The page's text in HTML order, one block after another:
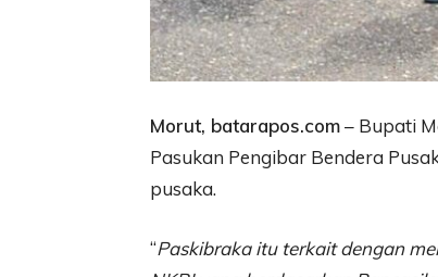
Morut, batarapos.com– Bupati
Pasukan Pengibar Bendera
pusaka.
“Paskibraka itu terkait dengan